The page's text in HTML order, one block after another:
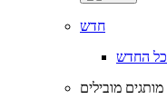
חדש
כל החדש
מותגים מובילים